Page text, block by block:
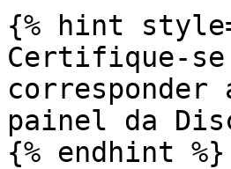
{% hint
Certifique-
corresponder
painel da
{% endhint %}